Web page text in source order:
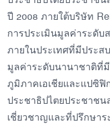
ปี 2008 ภายใต้บริษัท
การประเมินมูลค่าระดั
ภายในประเทศที่มีประ
มูลค่าระดับนานาชาติที่
ภูมิภาคเอเชียและแปซิฟิ
ประชาธิปไตยประชาชน
เชี่ยวชาญและที่ปรึกษา